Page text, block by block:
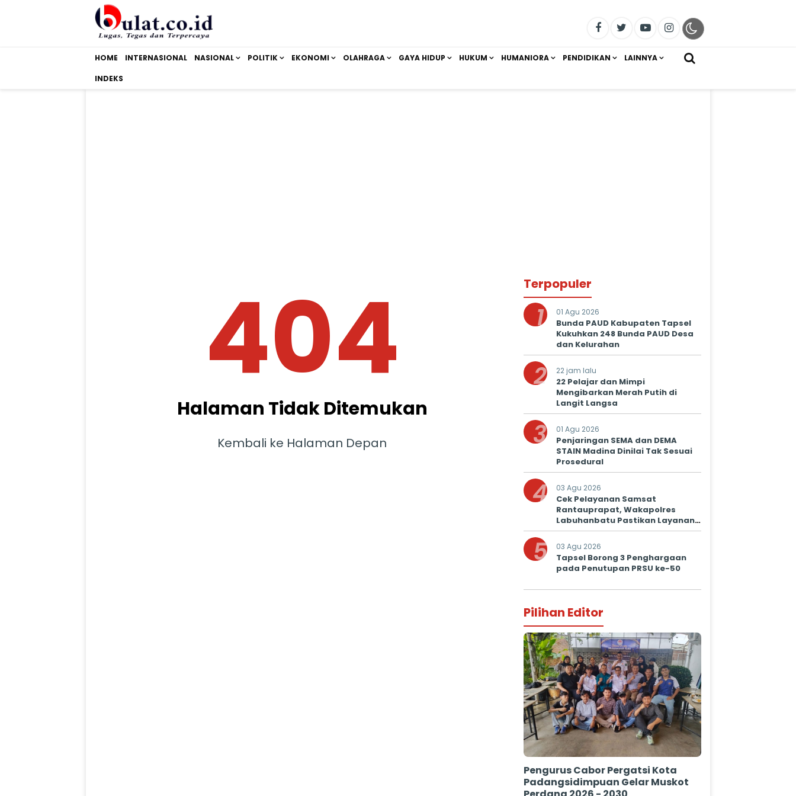
HOME INTERNASIONAL NASIONAL POLITIK EKONOMI OLAHRAGA GAYA HIDUP HUKUM HUMANIORA PENDIDIKAN LAINNYA
INDEKS
404
Halaman Tidak Ditemukan
Kembali ke Halaman Depan
Terpopuler
1 01 Agu 2026
Bunda PAUD Kabupaten Tapsel
Kukuhkan 248 Bunda PAUD Desa
dan Kelurahan
2 22 jam lalu
22 Pelajar dan Mimpi
Mengibarkan Merah Putih di
Langit Langsa
3 01 Agu 2026
Penjaringan SEMA dan DEMA
STAIN Madina Dinilai Tak Sesuai
Prosedural
4 03 Agu 2026
Cek Pelayanan Samsat
Rantauprapat, Wakapolres
Labuhanbatu Pastikan Layanan
Prima untuk Masyarakat
5 03 Agu 2026
Tapsel Borong 3 Penghargaan
pada Penutupan PRSU ke-50
Pilihan Editor
Pengurus Cabor Pergatsi Kota
Padangsidimpuan Gelar Muskot